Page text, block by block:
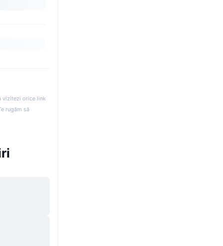
vizitezi orice link
rugăm să